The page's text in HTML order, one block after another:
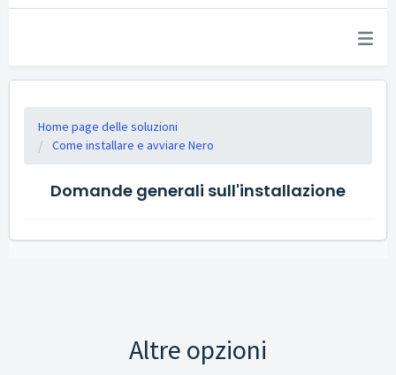
Home page delle soluzioni
Come installare e avviare Nero
Domande generali sull'installazione
Altre opzioni